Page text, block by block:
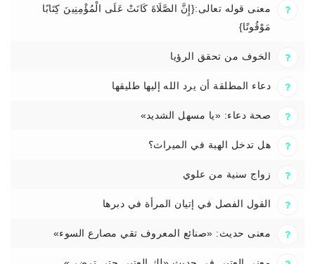
معنى قوله تعالى:{إِنَّ الصَّلَاةَ كَانَتْ عَلَى الْمُؤْمِنِينَ كِتَابًا
مَوْقُوتًا}
الخوف من تحقق الرؤيا
دعاء المطلقة أن يرد الله إليها طليقها
صحة دعاء: «يا مسهل الشديد»
هل تدخل الهبة في الميراث؟
زواج سنية من علوي
القول الفصل في إتيان المرأة في دبرها
معنى حديث: «صنائع المعروف تقي مصارع السوء»